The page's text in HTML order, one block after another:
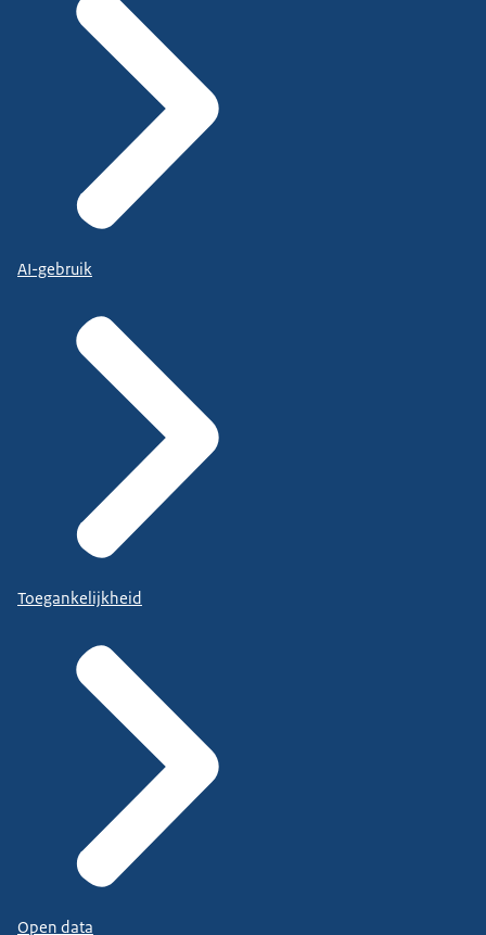
AI-gebruik
Toegankelijkheid
Open data